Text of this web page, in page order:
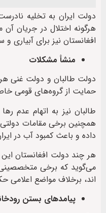
دولت ایران به تخلیه
هرگونه اختلال در جریان آن
افغانستان نیز برای
منشأ مشکلات
دولت طالبان و دولت غنی هر
حمایت از گروه‌های قومی
طالبان نیز به اتهام عدم
همچنین برخی مقامات
داده و باعث کمبود آب در
هر چند دولت افغانستان
می‌گوید که برخی متخصصینی
اند، برخلاف مواضع اعلامی
پیامدهای بستن